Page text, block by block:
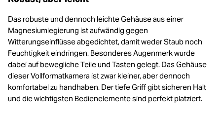
Das robuste und dennoch leichte Gehäuse aus einer
Magnesiumlegierung ist aufwändig gegen
Witterungseinflüsse abgedichtet, damit weder Staub noch
Feuchtigkeit eindringen. Besonderes Augenmerk wurde
dabei auf bewegliche Teile und Tasten gelegt. Das Gehäuse
dieser Vollformatkamera ist zwar kleiner, aber dennoch
komfortabel zu handhaben. Der tiefe Griff gibt sicheren Halt
und die wichtigsten Bedienelemente sind perfekt platziert.